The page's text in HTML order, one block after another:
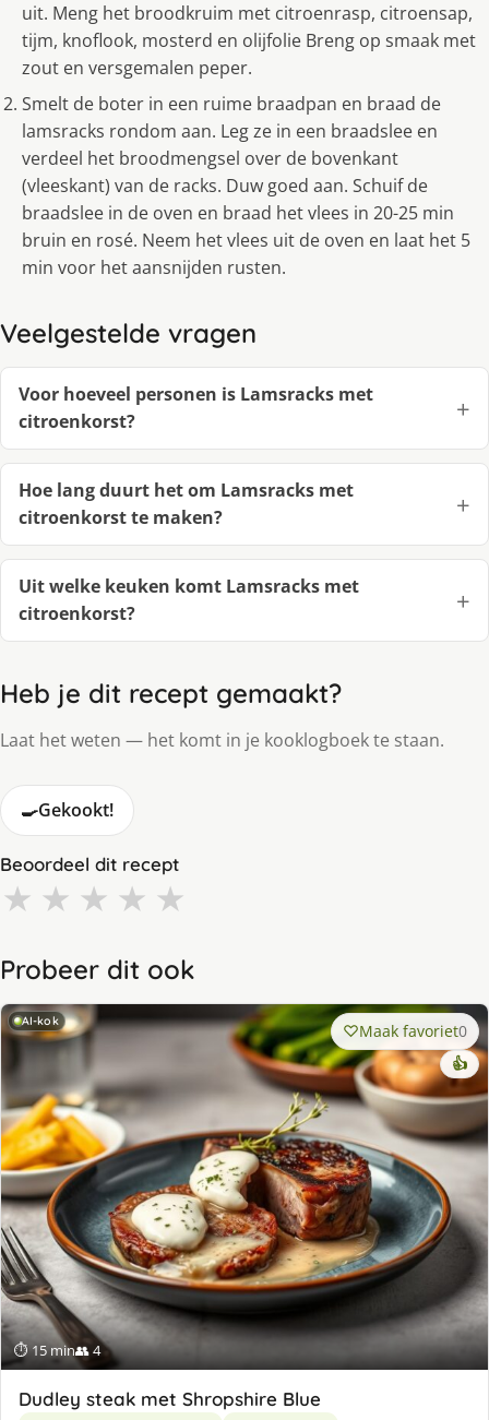
uit. Meng het broodkruim met citroenrasp, citroensap,
tijm, knoflook, mosterd en olijfolie Breng op smaak met
zout en versgemalen peper.
Smelt de boter in een ruime braadpan en braad de
lamsracks rondom aan. Leg ze in een braadslee en
verdeel het broodmengsel over de bovenkant
(vleeskant) van de racks. Duw goed aan. Schuif de
braadslee in de oven en braad het vlees in 20-25 min
bruin en rosé. Neem het vlees uit de oven en laat het 5
min voor het aansnijden rusten.
Veelgestelde vragen
Voor hoeveel personen is Lamsracks met
citroenkorst?
Hoe lang duurt het om Lamsracks met
citroenkorst te maken?
Uit welke keuken komt Lamsracks met
citroenkorst?
Heb je dit recept gemaakt?
Laat het weten — het komt in je kooklogboek te staan.
🍳Gekookt!
Beoordeel dit recept
★ ★ ★ ★ ★
Probeer dit ook
AI-kok
⏱ 15 min👥 4
Maak favoriet0
👍
Dudley steak met Shropshire Blue